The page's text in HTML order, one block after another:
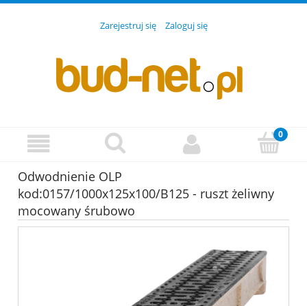
Zarejestruj się Zaloguj się
Odwodnienie OLP
kod:0157/1000x125x100/B125 - ruszt żeliwny
mocowany śrubowo